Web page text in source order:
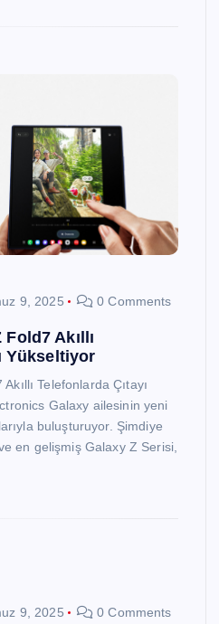
9, 2025 0 Comments
Akıllı
Yükseltiyor
Telefonlarda Çıtayı
Galaxy ailesinin yeni
buluşturuyor. Şimdiye
en gelişmiş Galaxy Z Serisi,
9, 2025 0 Comments